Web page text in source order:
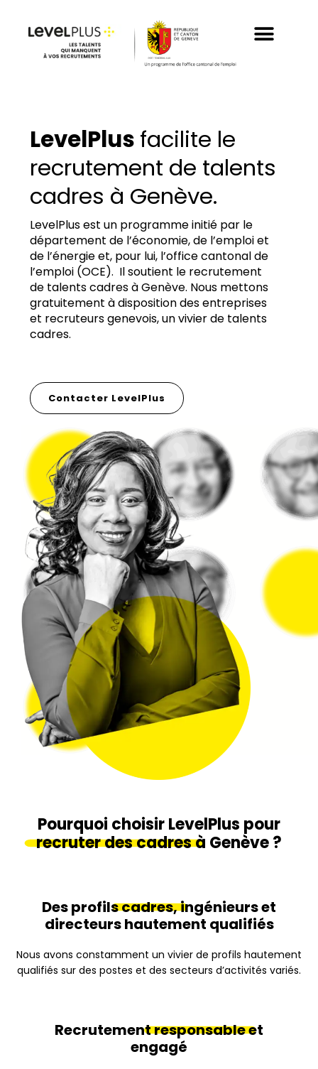
contenu
LevelPlus facilite le
recrutement de talents
cadres à Genève.
LevelPlus est un programme initié par le
département de l’économie, de l’emploi et
de l’énergie et, pour lui, l’office cantonal de
l’emploi (OCE). Il soutient le recrutement
de talents cadres à Genève. Nous mettons
gratuitement à disposition des entreprises
et recruteurs genevois, un vivier de talents
cadres.
Contacter LevelPlus
Pourquoi choisir LevelPlus pour
recruter des cadresà Genève ?
Des profilscadres,ingénieurs et
directeurs hautement qualifiés
Nous avons constamment un vivier de profils hautement
qualifiés sur des postes et des secteurs d’activités variés.
Recrutementresponsableet
engagé